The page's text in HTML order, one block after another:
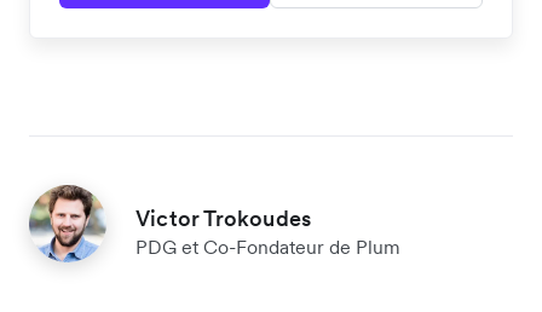
Victor Trokoudes
PDG et Co-Fondateur de Plum